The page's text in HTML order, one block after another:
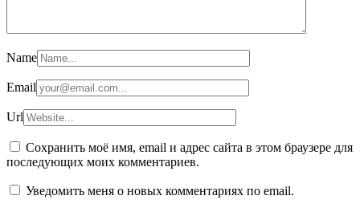
Name
Email
Url
Сохранить моё имя, email и адрес сайта в этом браузере для
последующих моих комментариев.
Уведомить меня о новых комментариях по email.